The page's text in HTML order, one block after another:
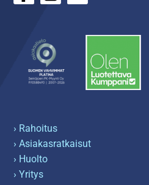
› Rahoitus
› Asiakasratkaisut
› Huolto
› Yritys